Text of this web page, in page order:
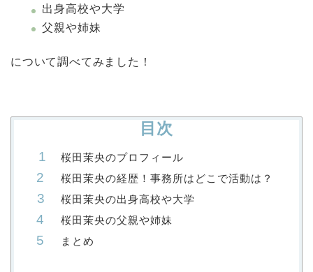
出身高校や大学
父親や姉妹
について調べてみました！
目次
桜田茉央のプロフィール
桜田茉央の経歴！事務所はどこで活動は？
桜田茉央の出身高校や大学
桜田茉央の父親や姉妹
まとめ